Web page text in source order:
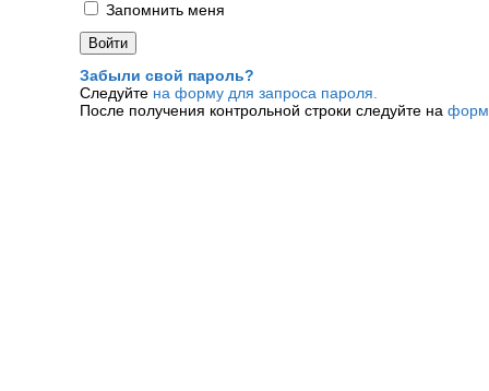
Запомнить меня
Забыли свой пароль?
Следуйте на форму для запроса пароля.
После получения контрольной строки следуйте на